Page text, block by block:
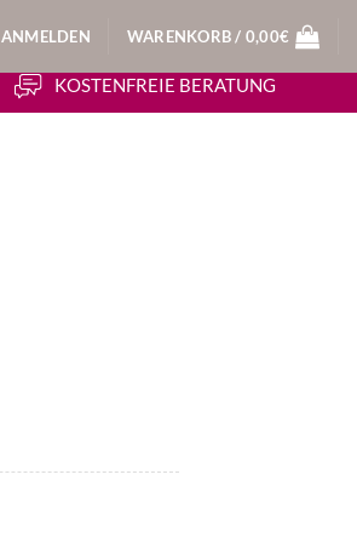
ANMELDEN WARENKORB / 0,00€
KOSTENFREIE BERATUNG